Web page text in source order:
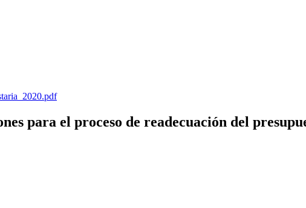
para el proceso de readecuación del